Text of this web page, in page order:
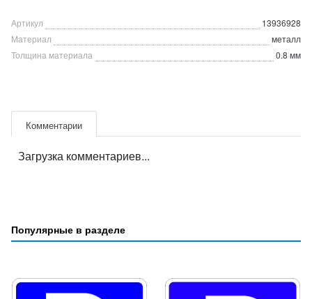
Артикул
13936928
Материал
металл
Толщина материала
0.8 мм
Комментарии
Загрузка комментариев...
Популярные в разделе